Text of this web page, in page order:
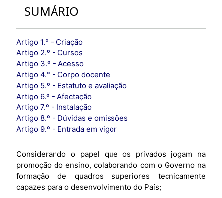
SUMÁRIO
Artigo 1.° - Criação
Artigo 2.º - Cursos
Artigo 3.º - Acesso
Artigo 4.° - Corpo docente
Artigo 5.º - Estatuto e avaliação
Artigo 6.º - Afectação
Artigo 7.º - Instalação
Artigo 8.º - Dúvidas e omissões
Artigo 9.º - Entrada em vigor
Considerando o papel que os privados jogam na
promoção do ensino, colaborando com o Governo na
formação de quadros superiores tecnicamente
capazes para o desenvolvimento do País;